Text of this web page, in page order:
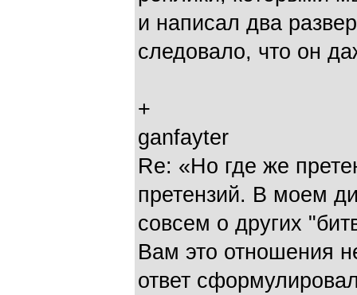
и написал два
следовало, что он
+
ganfayter
Re: «Но где же
претензий. В моем
совсем о других
Вам это отношения
ответ